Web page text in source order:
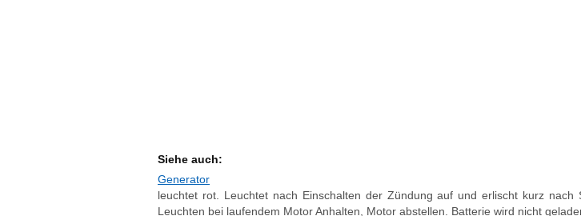
Siehe auch:
Generator
leuchtet rot. Leuchtet nach Einschalten der Zündung auf und erlischt kurz nach
Leuchten bei laufendem Motor Anhalten, Motor abstellen. Batterie wird nicht